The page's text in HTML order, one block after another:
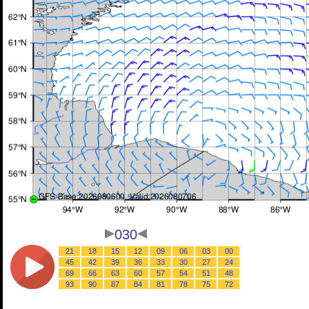
030
00
03
06
09
12
15
18
21
24
27
30
33
36
39
42
45
48
51
54
57
60
63
66
69
72
75
78
81
84
87
90
93